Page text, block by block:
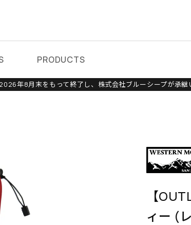
PRODUCTS
年8月末をもって終了し、株式会社ブルーシープが承継
【
ィー (